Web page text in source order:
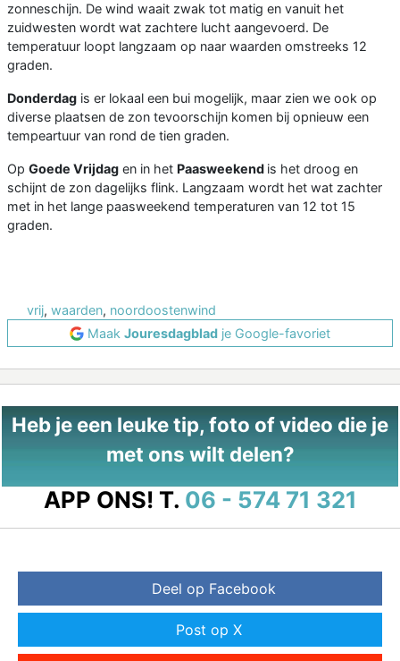
zonneschijn. De wind waait zwak tot matig en vanuit het
zuidwesten wordt wat zachtere lucht aangevoerd. De
temperatuur loopt langzaam op naar waarden omstreeks 12
graden.
Donderdag is er lokaal een bui mogelijk, maar zien we ook op
diverse plaatsen de zon tevoorschijn komen bij opnieuw een
tempeartuur van rond de tien graden.
Op Goede Vrijdag en in het Paasweekend is het droog en
schijnt de zon dagelijks flink. Langzaam wordt het wat zachter
met in het lange paasweekend temperaturen van 12 tot 15
graden.
vrij, waarden, noordoostenwind
Maak Jouresdagblad je Google-favoriet
Heb je een leuke tip, foto of video die je
met ons wilt delen?
APP ONS! T. 06 - 574 71 321
Deel op Facebook
Post op X